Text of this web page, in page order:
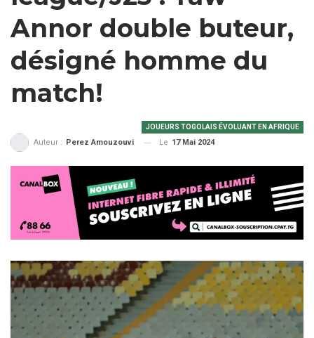
Annor double buteur,
désigné homme du
match!
JOUEURS TOGOLAIS ÉVOLUANT EN AFRIQUE
Auteur : Perez Amouzouvi Le 17 Mai 2024